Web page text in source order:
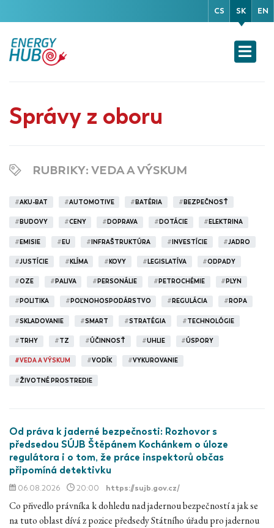
CS SK EN
Správy z oboru
RUBRIKY: VEDA A VÝSKUM
#AKU-BAT #AUTOMOTIVE # BATÉRIA # BEZPEČNOSŤ
# BUDOVY #CENY # DOPRAVA # DOTÁCIE # ELEKTRINA
# EMISIE # EU # INFRAŠTRUKTÚRA # INVESTÍCIE #JADRO
#JUSTÍCIE # KLÍMA # KOVY # LEGISLATÍVA #ODPADY
#OZE # PALIVA # PERSONÁLIE # PETROCHÉMIE # PLYN
#POLITIKA #POĽNOHOSPODÁRSTVO #REGULÁCIA #ROPA
#SKLADOVANIE #SMART #STRATÉGIA #TECHNOLÓGIE
#TRHY #TZ #ÚČINNOSŤ #UHLIE #ÚSPORY
#VEDA A VÝSKUM #VODÍK #VYKUROVANIE
#ŽIVOTNÉ PROSTREDIE
Od práva k jaderné bezpečnosti: Rozhovor s
předsedou SÚJB Štěpánem Kochánkem o úloze
regulátora i o tom, že práce inspektorů občas
připomíná detektivku
06.08.2026 20:00 https://sujb.gov.cz/
Co přivedlo právníka k dohledu nad jadernou bezpečností a jak se
na tuto oblast dívá z pozice předsedy Státního úřadu pro jadernou